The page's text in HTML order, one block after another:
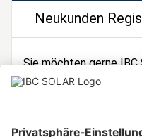
Neukunden
Sie möchten gerne IBC
Dann registrieren Sie